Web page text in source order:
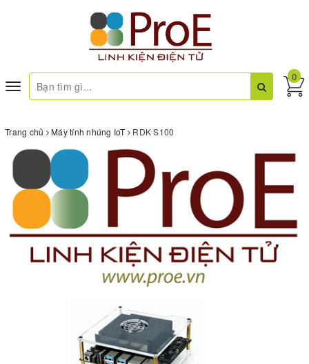
Toggle
navigation
0
Trang chủ Máy tính nhúng IoT RDK S100